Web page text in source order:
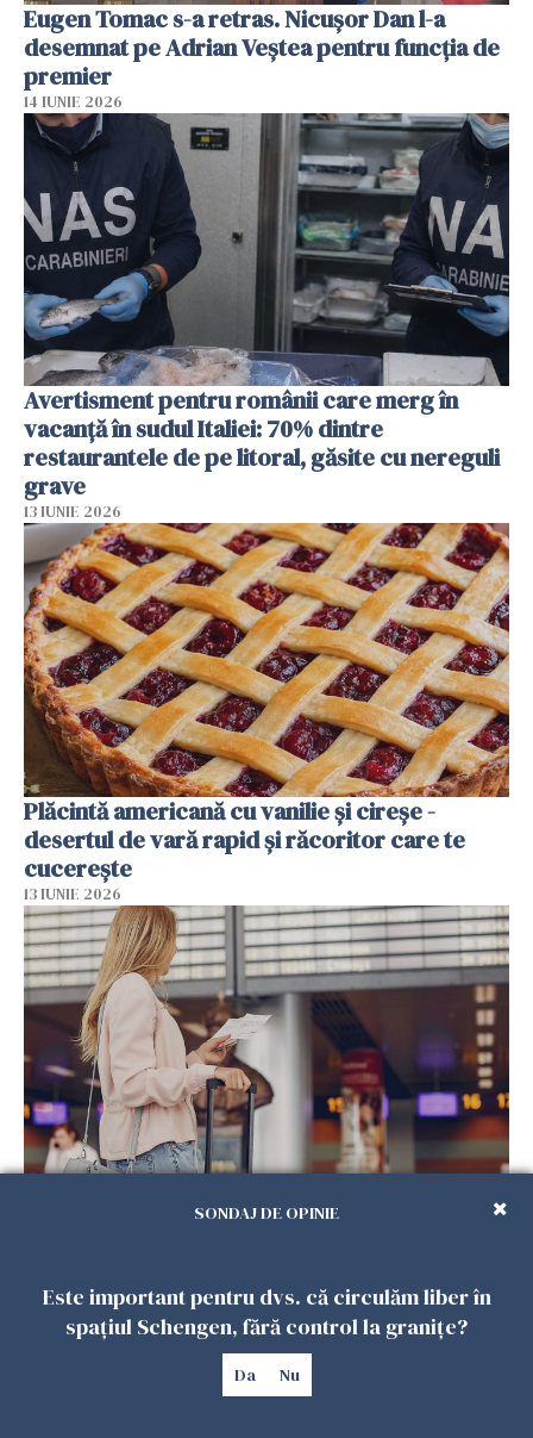
Eugen Tomac s-a retras. Nicușor Dan l-a
desemnat pe Adrian Veștea pentru funcția de
premier
14 IUNIE 2026
Avertisment pentru românii care merg în
vacanță în sudul Italiei: 70% dintre
restaurantele de pe litoral, găsite cu nereguli
grave
13 IUNIE 2026
Plăcintă americană cu vanilie și cireșe -
desertul de vară rapid și răcoritor care te
cucerește
13 IUNIE 2026
sub presiune timp de 18 ore
SONDAJ DE OPINIE
Este important pentru dvs. că circulăm liber în
spațiul Schengen, fără control la granițe?
Da Nu